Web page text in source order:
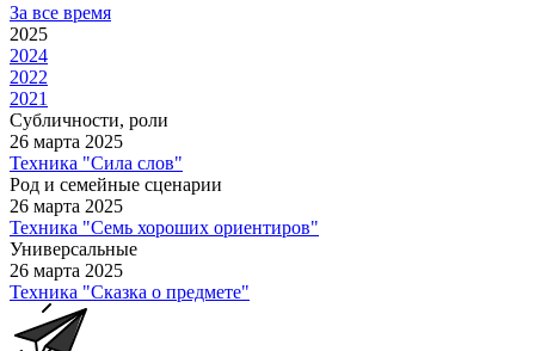
За все время
2025
2024
2022
2021
Субличности, роли
26 марта 2025
Техника "Сила слов"
Род и семейные сценарии
26 марта 2025
Техника "Семь хороших ориентиров"
Универсальные
26 марта 2025
Техника "Сказка о предмете"